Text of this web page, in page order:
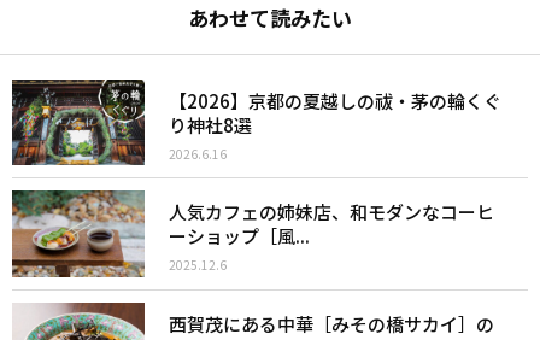
あわせて読みたい
【2026】京都の夏越しの祓・茅の輪くぐ
り神社8選
2026.6.16
人気カフェの姉妹店、和モダンなコーヒ
ーショップ［風...
2025.12.6
西賀茂にある中華［みその橋サカイ］の